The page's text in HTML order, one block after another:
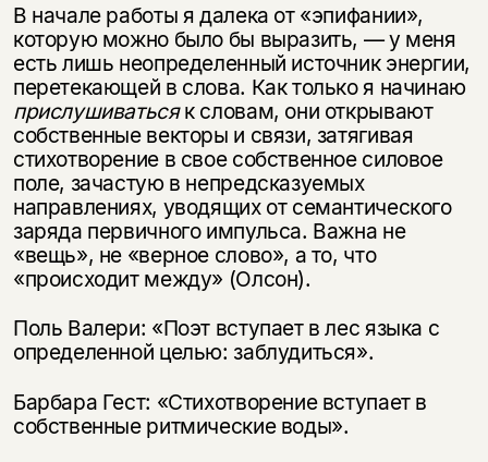
В начале работы я далека от «эпифании»,
которую можно было бы выразить, — у меня
есть лишь неопределенный источник энергии,
перетекающей в слова. Как только я начинаю
прислушиватьсяк словам, они открывают
собственные векторы и связи, затягивая
стихотворение в свое собственное силовое
поле, зачастую в непредсказуемых
направлениях, уводящих от семантического
заряда первичного импульса. Важна не
«вещь», не «верное слово», а то, что
«происходит между» (Олсон).
Поль Валери: «Поэт вступает в лес языка с
определенной целью: заблудиться».
Барбара Гест: «Стихотворение вступает в
собственные ритмические воды».